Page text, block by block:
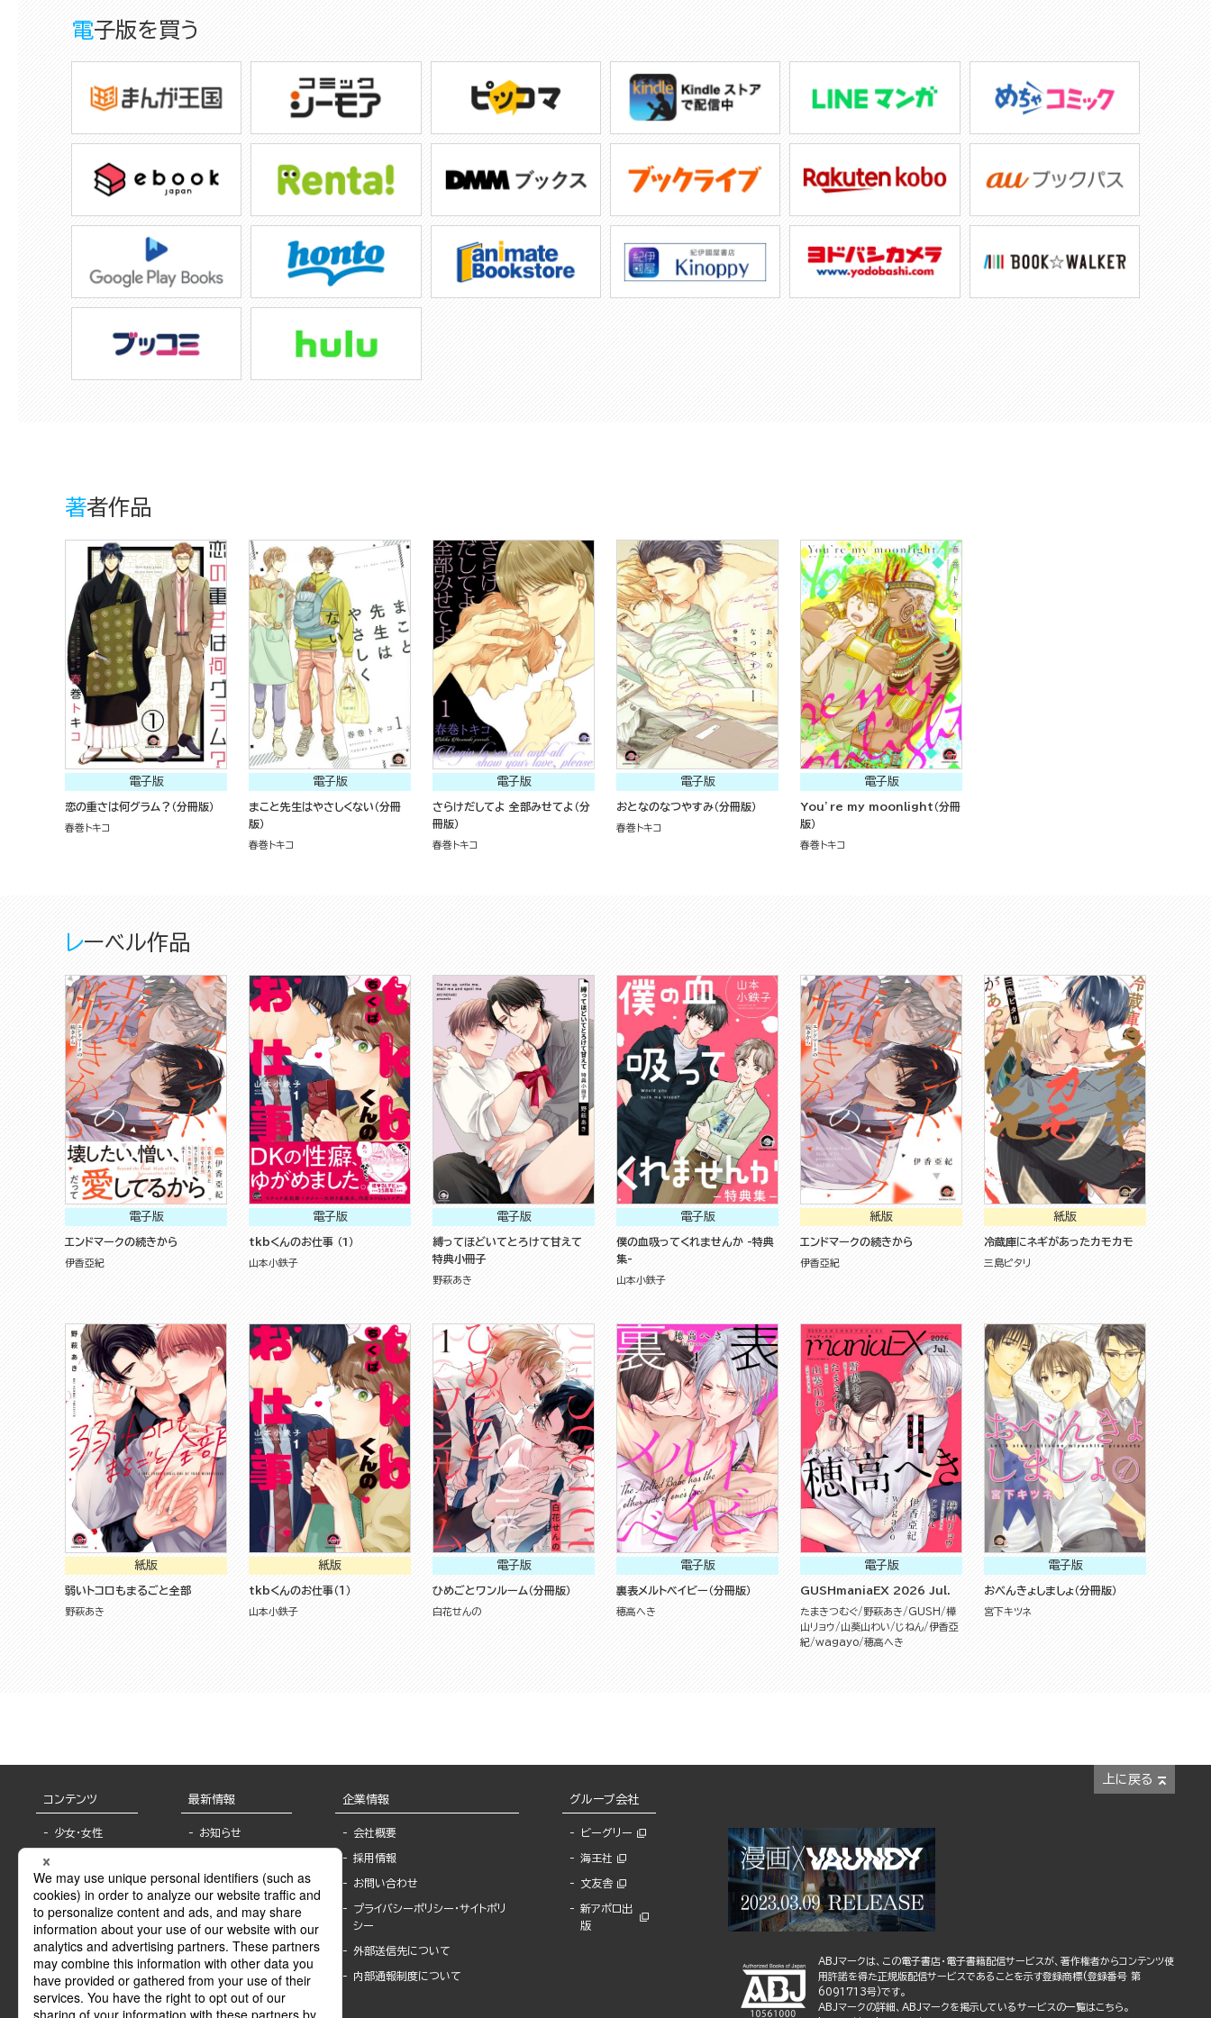
電子版を買う
著者作品
電子版
恋の重さは何グラム？（分冊版）
春巻トキコ
電子版
まこと先生はやさしくない（分冊
版）
春巻トキコ
電子版
さらけだしてよ 全部みせてよ（分
冊版）
春巻トキコ
電子版
おとなのなつやすみ（分冊版）
春巻トキコ
電子版
You’re my moonlight（分冊
版）
春巻トキコ
レーベル作品
電子版
エンドマークの続きから
伊香亞紀
電子版
tkbくんのお仕事 （1）
山本小鉄子
電子版
縛ってほどいてとろけて甘えて
特典小冊子
野萩あき
電子版
僕の血吸ってくれませんか -特典
集-
山本小鉄子
紙版
エンドマークの続きから
伊香亞紀
紙版
冷蔵庫にネギがあったカモカモ
三島ピタリ
紙版
弱いトコロもまるごと全部
野萩あき
紙版
tkbくんのお仕事（１）
山本小鉄子
電子版
ひめごとワンルーム（分冊版）
白花せんの
電子版
裏表メルトベイビー（分冊版）
穂高へき
電子版
GUSHmaniaEX 2026 Jul.
たまきつむぐ 野萩あき GUSH
樺
山リョウ
山葵山わい じねん 伊香亞
紀
wagayo 穂高へき
電子版
おべんきょしましょ（分冊版）
宮下キツネ
上に戻る
コンテンツ
少女・女性
BL
ライトノベル
青年・一般
グラビア・写真
モーター誌
最新情報
お知らせ
報
書店様へ
海外ライセンシー
公式SNSアカウ
ント
作家一覧
企業情報
会社概要
採用情報
お問い合わせ
プライバシーポリシー・サイトポリ
シー
外部送信先について
内部通報制度について
グループ会社
ビーグリー
海王社
文友舎
新アポロ出
版
ABJマークは、この電子書店・電子書籍配信サービスが、著作権者からコンテンツ使
用許諾を得た正規版配信サービスであることを示す登録商標(登録番号 第
6091713号)です。
ABJマークの詳細、ABJマークを掲示しているサービスの一覧はこちら。